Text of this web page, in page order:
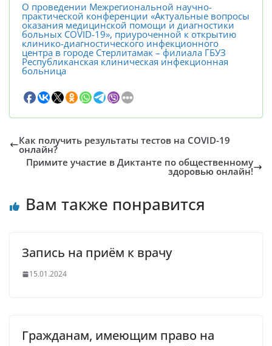
О проведении Межрегиональной научно-
практической конференции «Актуальные вопросы
оказания медицинской помощи и диагностики
больных COVID-19», приуроченной к открытию
клинико-диагностического инфекционного
центра в городе Стерлитамак – филиала ГБУЗ
Республиканская клиническая инфекционная
больница
Как получить результаты тестов на COVID-19
онлайн?
Примите участие в Диктанте по общественному
здоровью онлайн!
Вам также понравится
Запись на приём к врачу
15.01.2024
Гражданам, имеющим право на